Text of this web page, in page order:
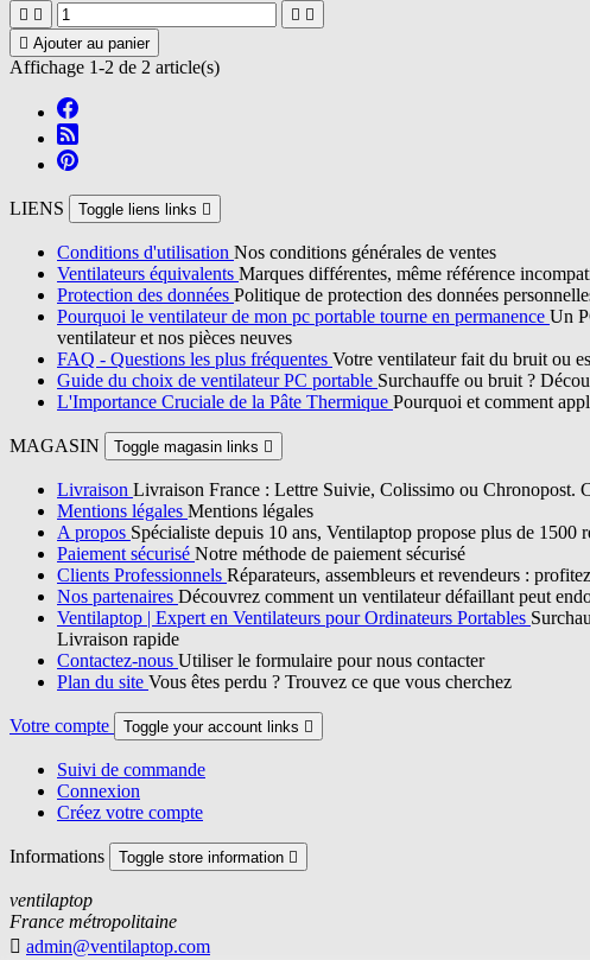
   
 Ajouter au panier
Affichage 1-2 de 2 article(s)
LIENS Toggle liens links 
Conditions d'utilisation Nos conditions générales de ventes
Ventilateurs équivalents Marques différentes, même référence
Protection des données Politique de protection des données
Pourquoi le ventilateur de mon pc portable tourne en permanence Un
ventilateur et nos pièces neuves
FAQ - Questions les plus fréquentes Votre ventilateur fait du bruit ou
Guide du choix de ventilateur PC portable Surchauffe ou bruit ?
L'Importance Cruciale de la Pâte Thermique Pourquoi et comment
MAGASIN Toggle magasin links 
Livraison Livraison France : Lettre Suivie, Colissimo ou Chronopost.
Mentions légales Mentions légales
A propos Spécialiste depuis 10 ans, Ventilaptop propose plus de
Paiement sécurisé Notre méthode de paiement sécurisé
Clients Professionnels Réparateurs, assembleurs et revendeurs :
Nos partenaires Découvrez comment un ventilateur défaillant peut
Ventilaptop | Expert en Ventilateurs pour Ordinateurs Portables
Livraison rapide
Contactez-nous Utiliser le formulaire pour nous contacter
Plan du site Vous êtes perdu ? Trouvez ce que vous cherchez
Votre compte Toggle your account links 
Suivi de commande
Connexion
Créez votre compte
Informations Toggle store information 
ventilaptop
France métropolitaine
 admin@ventilaptop.com